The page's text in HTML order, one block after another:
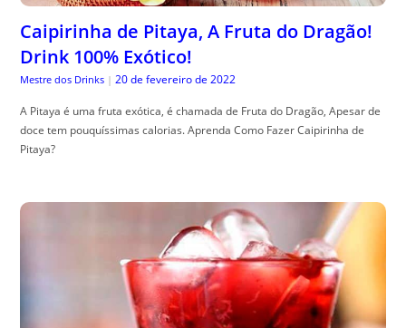
Caipirinha de Pitaya, A Fruta do Dragão!
Drink 100% Exótico!
Mestre dos Drinks | 20 de fevereiro de 2022
A Pitaya é uma fruta exótica, é chamada de Fruta do Dragão, Apesar de
doce tem pouquíssimas calorias. Aprenda Como Fazer Caipirinha de
Pitaya?